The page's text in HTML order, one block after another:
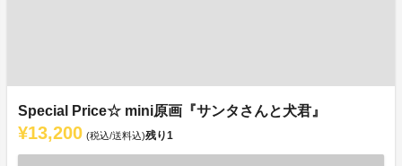
Special Price☆ mini原画『サンタさんと犬君』
¥13,200 (税込/送料込)残り1